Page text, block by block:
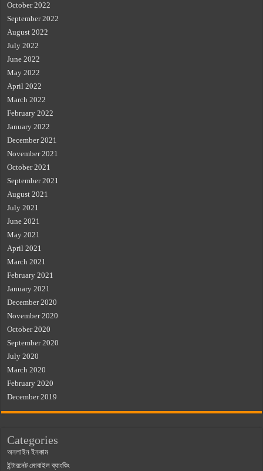
October 2022
September 2022
August 2022
July 2022
June 2022
May 2022
April 2022
March 2022
February 2022
January 2022
December 2021
November 2021
October 2021
September 2021
August 2021
July 2021
June 2021
May 2021
April 2021
March 2021
February 2021
January 2021
December 2020
November 2020
October 2020
September 2020
July 2020
March 2020
February 2020
December 2019
Categories
অনলাইন ইনকাম
ইন্টারনেট মোবাইল ব্যাংকিং